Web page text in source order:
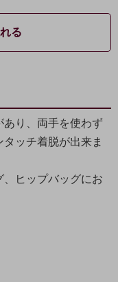
る
あり、両手を使わず
ッチ着脱が出来ま
、ヒップバッグにお